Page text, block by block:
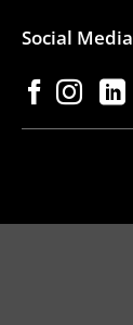
Social Media